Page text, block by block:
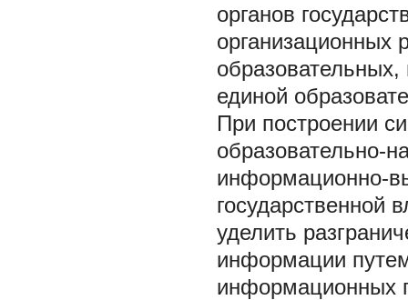
органов
организационных
образовательных,
единой
При построении
образовательно-
информационно-
государственной
уделить
информации
информационных